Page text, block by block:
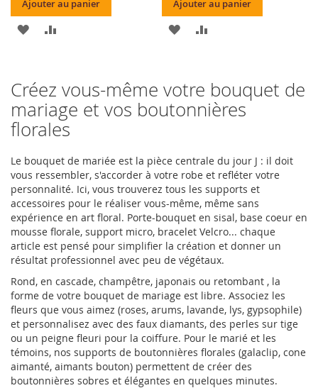
Ajouter au panier
AJOUTER
LISTE
D’ENVIE
Ajouter au panier
AJOUTER
Créez vous-même votre bouquet de
mariage et vos boutonnières
florales
Le bouquet de mariée est la pièce centrale du jour J : il doit
vous ressembler, s'accorder à votre robe et refléter votre
personnalité. Ici, vous trouverez tous les supports et
accessoires pour le réaliser vous-même, même sans
expérience en art floral. Porte-bouquet en sisal, base coeur en
mousse florale, support micro, bracelet Velcro... chaque
article est pensé pour simplifier la création et donner un
résultat professionnel avec peu de végétaux.
Rond, en cascade, champêtre, japonais ou retombant , la
forme de votre bouquet de mariage est libre. Associez les
fleurs que vous aimez (roses, arums, lavande, lys, gypsophile)
et personnalisez avec des faux diamants, des perles sur tige
ou un peigne fleuri pour la coiffure. Pour le marié et les
témoins, nos supports de boutonnières florales (galaclip, cone
aimanté, aimants bouton) permettent de créer des
boutonnières sobres et élégantes en quelques minutes.